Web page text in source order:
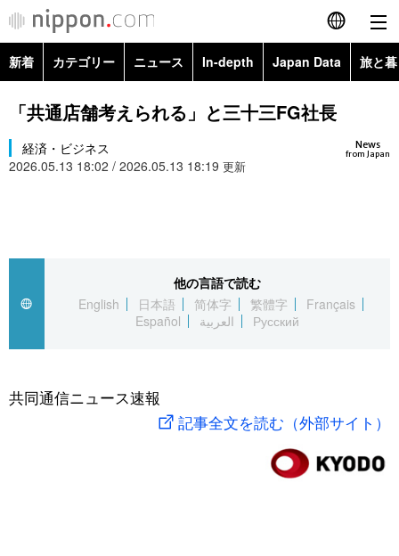
English
简体字
カテゴリー
新着 カテゴリー ニュース In-depth Japan Data 旅と
政治・外交
経済・ビジネス
Topics
Images
「共通店舗考えられる」と三十三FG社長
News
from Japan
経済・ビジネス
2026.05.13 18:02 / 2026.05.13 18:19 更新
他の言語で読む
English
日本語 简体字 繁體字
Français
Español
العربية Русский
共同通信ニュース速報
記事全文を読む（外部サイト）